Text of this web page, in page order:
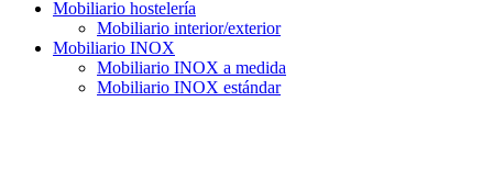
Mobiliario hostelería
Mobiliario interior/exterior
Mobiliario INOX
Mobiliario INOX a medida
Mobiliario INOX estándar